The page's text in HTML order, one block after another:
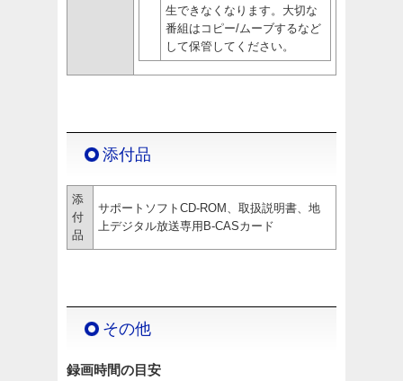
生できなくなります。大切な
番組はコピー/ムーブするなど
して保管してください。
添付品
添
付
品
サポートソフトCD-ROM、取扱説明書、地
上デジタル放送専用B-CASカード
その他
録画時間の目安